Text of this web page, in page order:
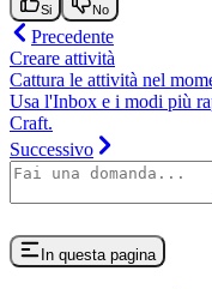
Si No
Precedente
Creare attività
Cattura le attività nel
Usa l'Inbox e i modi più
Craft.
Successivo
In questa pagina